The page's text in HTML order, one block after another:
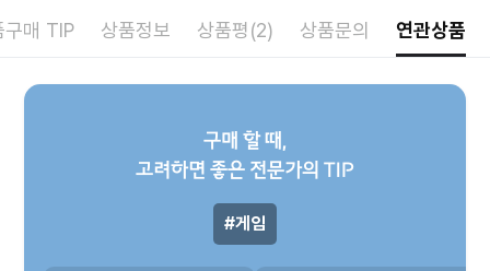
구매 TIP 상품정보 상품평(2) 상품문의 연관상품
구매 할 때,
고려하면 좋은 전문가의 TIP
게임